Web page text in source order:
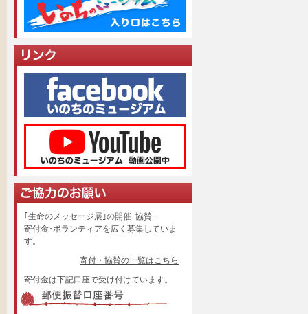
｢生命のメッセージ展｣の開催･協賛･
寄付金･ボランティアを広く募集していま
す。
寄付・協賛の一覧はこちら
寄付金は下記口座で受け付けています。